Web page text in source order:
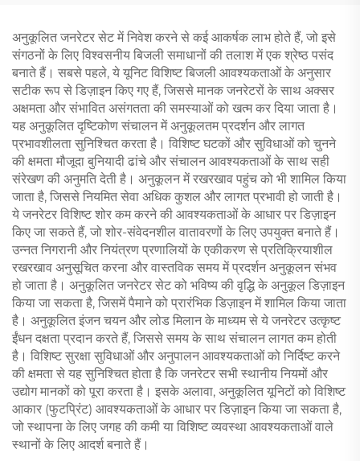
अनुकूलित जनरेटर सेट में निवेश करने से कई आकर्षक लाभ होते हैं, जो इसे
संगठनों के लिए विश्वसनीय बिजली समाधानों की तलाश में एक श्रेष्ठ पसंद
बनाते हैं। सबसे पहले, ये यूनिट विशिष्ट बिजली आवश्यकताओं के अनुसार
सटीक रूप से डिज़ाइन किए गए हैं, जिससे मानक जनरेटरों के साथ अक्सर
अक्षमता और संभावित असंगतता की समस्याओं को खत्म कर दिया जाता है।
यह अनुकूलित दृष्टिकोण संचालन में अनुकूलतम प्रदर्शन और लागत
प्रभावशीलता सुनिश्चित करता है। विशिष्ट घटकों और सुविधाओं को चुनने
की क्षमता मौजूदा बुनियादी ढांचे और संचालन आवश्यकताओं के साथ सही
संरेखण की अनुमति देती है। अनुकूलन में रखरखाव पहुंच को भी शामिल किया
जाता है, जिससे नियमित सेवा अधिक कुशल और लागत प्रभावी हो जाती है।
ये जनरेटर विशिष्ट शोर कम करने की आवश्यकताओं के आधार पर डिज़ाइन
किए जा सकते हैं, जो शोर-संवेदनशील वातावरणों के लिए उपयुक्त बनाते हैं।
उन्नत निगरानी और नियंत्रण प्रणालियों के एकीकरण से प्रतिक्रियाशील
रखरखाव अनुसूचित करना और वास्तविक समय में प्रदर्शन अनुकूलन संभव
हो जाता है। अनुकूलित जनरेटर सेट को भविष्य की वृद्धि के अनुकूल डिज़ाइन
किया जा सकता है, जिसमें पैमाने को प्रारंभिक डिज़ाइन में शामिल किया जाता
है। अनुकूलित इंजन चयन और लोड मिलान के माध्यम से ये जनरेटर उत्कृष्ट
ईंधन दक्षता प्रदान करते हैं, जिससे समय के साथ संचालन लागत कम होती
है। विशिष्ट सुरक्षा सुविधाओं और अनुपालन आवश्यकताओं को निर्दिष्ट करने
की क्षमता से यह सुनिश्चित होता है कि जनरेटर सभी स्थानीय नियमों और
उद्योग मानकों को पूरा करता है। इसके अलावा, अनुकूलित यूनिटों को विशिष्ट
आकार (फुटप्रिंट) आवश्यकताओं के आधार पर डिज़ाइन किया जा सकता है,
जो स्थापना के लिए जगह की कमी या विशिष्ट व्यवस्था आवश्यकताओं वाले
स्थानों के लिए आदर्श बनाते हैं।